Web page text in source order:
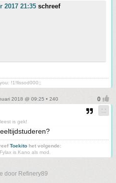
2017 21:35 schreef
!1!llssod000;;
2018 @ 09:25 • 240
is gek!
Toekito het volgende:
is Kano als mod.
door Refinery89